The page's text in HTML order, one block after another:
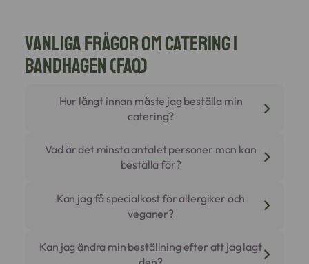
Vanliga frågor om catering i
Bandhagen (FAQ)
Hur långt innan måste jag beställa min
catering?
För mindre beställningar som luncher eller
mötesmat brukar vi behöva din order minst 3
företagsevent eller 50-årsfester behöver vi ca
10 arbetsdagars framförhållning för att
Vad är det minsta antalet personer man kan
beställa för?
Vår grundregel är minst 10 portioner per rätt,
men detta kan variera beroende på menyval.
Hör av dig så ser vi vad vi kan laborera fram för
just ditt sällskap.
Kan jag få specialkost för allergiker och
veganer?
Självklart. Gastronomisk precision innebär att
alla ska kunna njuta av maten.
Kan jag ändra min beställning efter att jag lagt